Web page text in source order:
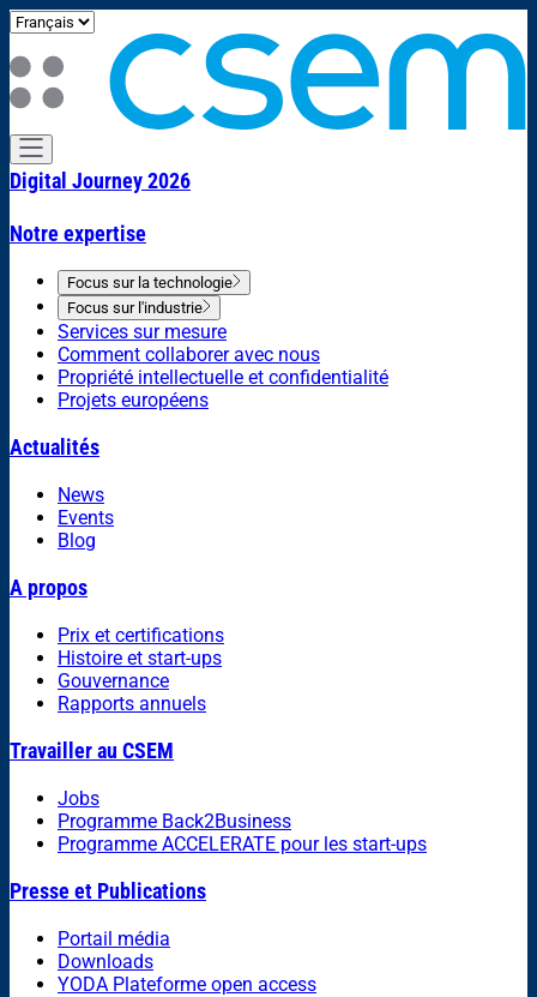
Digital Journey 2026
Notre expertise
Focus sur la technologie
Focus sur l'industrie
Services sur mesure
Comment collaborer avec nous
Propriété intellectuelle et confidentialité
Projets européens
Actualités
News
Events
Blog
A propos
Prix et certifications
Histoire et start-ups
Gouvernance
Rapports annuels
Travailler au CSEM
Jobs
Programme Back2Business
Programme ACCELERATE pour les start-ups
Presse et Publications
Portail média
Downloads
YODA Plateforme open access